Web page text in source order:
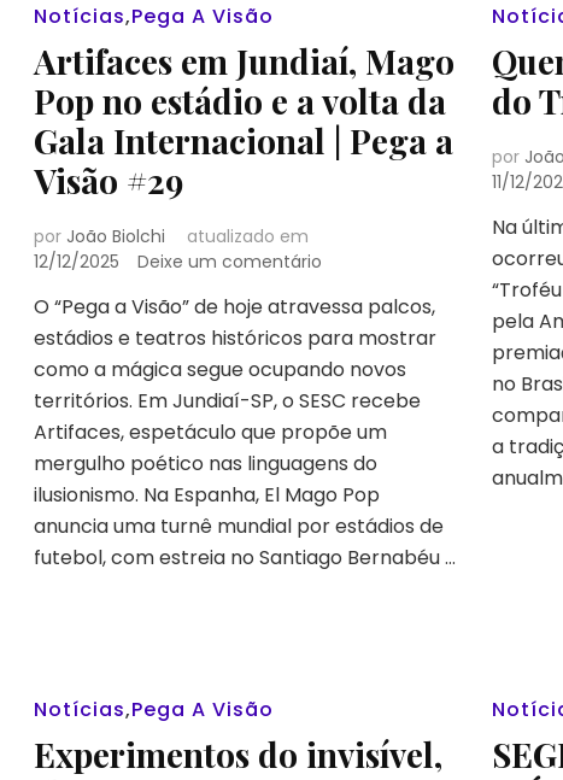
Notícias,Pega A Visão
Artifaces em Jundiaí, Mago
Pop no estádio e a volta da
Gala Internacional | Pega a
Visão #29
por João Biolchi
atualizado em
12/12/2025
Deixe um comentárioem
em
Jundiaí,
Mago
no
estádio
e
a
volta
da
Gala
O “Pega a Visão” de hoje atravessa palcos,
estádios e teatros históricos para mostrar
como a mágica segue ocupando novos
territórios. Em Jundiaí-SP, o SESC recebe
Artifaces, espetáculo que propõe um
mergulho poético nas linguagens do
ilusionismo. Na Espanha, El Mago Pop
anuncia uma turnê mundial por estádios de
futebol, com estreia no Santiago Bernabéu …
do
por
11/12/
Na
pela
no
a
Notícias,Pega A Visão
Experimentos do invisível,